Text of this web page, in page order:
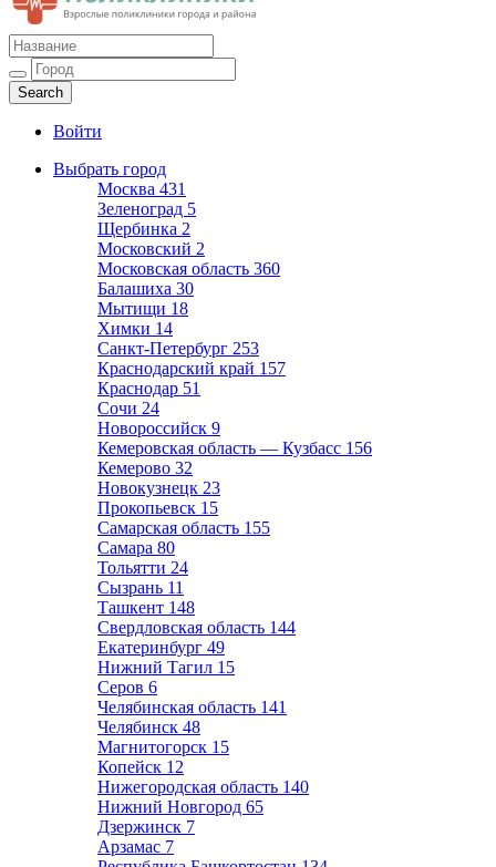
Поликлиники
Взрослые поликлиники города и района
Войти
Выбрать город
Москва 431
Зеленоград 5
Щербинка 2
Московский 2
Московская область 360
Балашиха 30
Мытищи 18
Химки 14
Санкт-Петербург 253
Краснодарский край 157
Краснодар 51
Сочи 24
Новороссийск 9
Кемеровская область — Кузбасс 156
Кемерово 32
Новокузнецк 23
Прокопьевск 15
Самарская область 155
Самара 80
Тольятти 24
Сызрань 11
Ташкент 148
Свердловская область 144
Екатеринбург 49
Нижний Тагил 15
Серов 6
Челябинская область 141
Челябинск 48
Магнитогорск 15
Копейск 12
Нижегородская область 140
Нижний Новгород 65
Дзержинск 7
Арзамас 7